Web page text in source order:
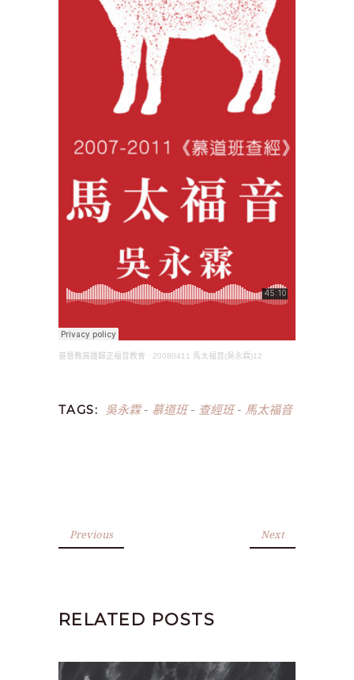
基督教高雄歸正福音教會 · 20080411 馬太福音(吳永霖)12
TAGS: 吳永霖- 慕道班- 查經班- 馬太福音
Previous Next
RELATED POSTS